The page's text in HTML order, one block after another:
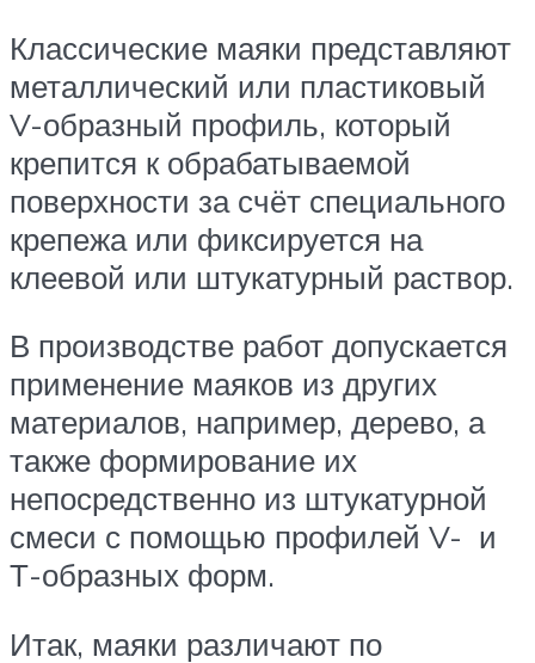
Классические маяки представляют
металлический или пластиковый
V-образный профиль, который
крепится к обрабатываемой
поверхности за счёт специального
крепежа или фиксируется на
клеевой или штукатурный раствор.
В производстве работ допускается
применение маяков из других
материалов, например, дерево, а
также формирование их
непосредственно из штукатурной
смеси с помощью профилей V- и
Т-образных форм.
Итак, маяки различают по